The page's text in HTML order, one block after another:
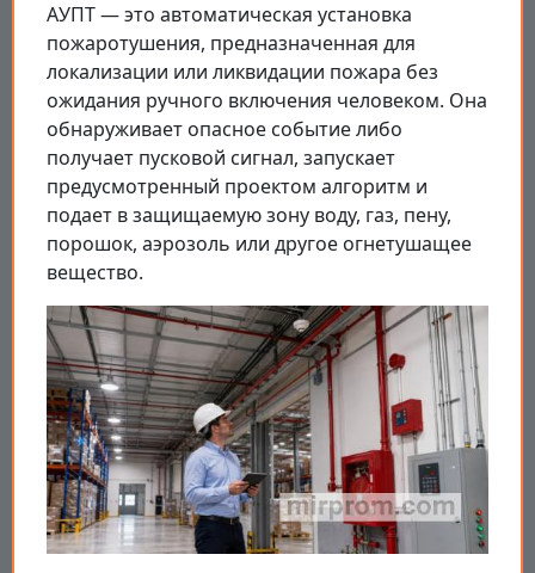
АУПТ — это автоматическая установка
пожаротушения, предназначенная для
локализации или ликвидации пожара без
ожидания ручного включения человеком. Она
обнаруживает опасное событие либо
получает пусковой сигнал, запускает
предусмотренный проектом алгоритм и
подает в защищаемую зону воду, газ, пену,
порошок, аэрозоль или другое огнетушащее
вещество.